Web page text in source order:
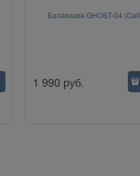
Балаклава GHOST-04
1 990 руб.